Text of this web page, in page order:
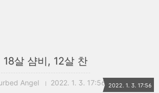
18살 샴비, 12살 찬
Angel 2022. 1. 3. 17:56 2022. 1. 3. 17:56